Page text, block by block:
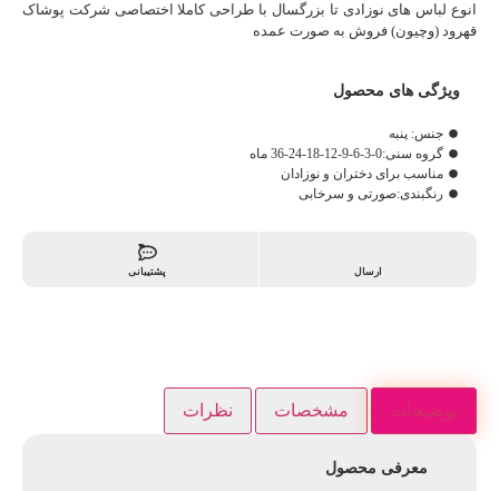
ارسال پشتیبانی
انوع لباس های نوزادی تا بزرگسال با طراحی کاملا اختصاصی شرکت پوشاک
قهرود (وچیون) فروش به صورت عمده
ویژگی های محصول
جنس: پنبه
گروه سنی:0-3-6-9-12-18-24-36 ماه
مناسب برای دختران و نوزادان
رنگبندی:صورتی و سرخابی
توضیحات مشخصات نظرات
معرفی محصول